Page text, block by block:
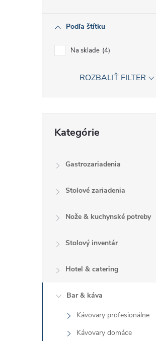
n
e
Podľa štítku
Na sklade 4
ROZBALIŤ FILTER
kategórie
Kategórie
Gastrozariadenia
Stolové zariadenia
Nože & kuchynské potreby
Stolový inventár
Hotel & catering
Bar & káva
Kávovary profesionálne
Kávovary domáce